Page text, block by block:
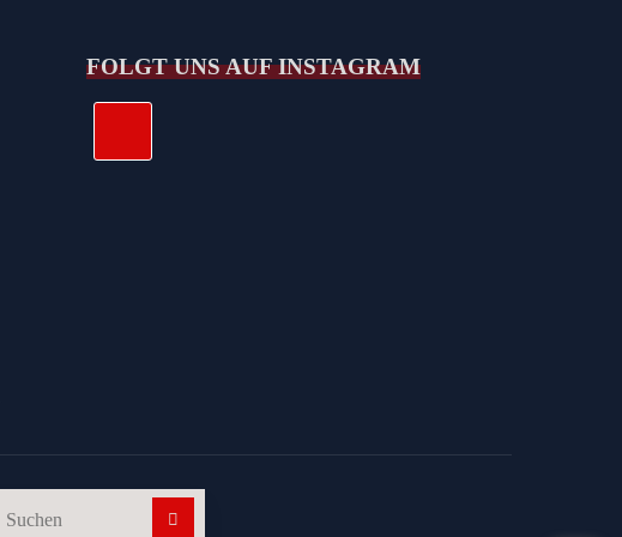
FOLGT UNS AUF INSTAGRAM